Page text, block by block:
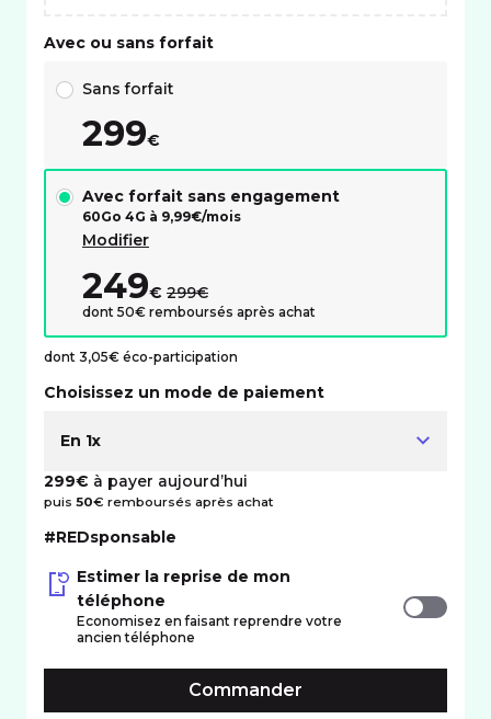
Avec ou sans forfait
Sans forfait
299€
Avec forfait sans engagement
60Go 4G à 9,99€/mois
Modifier
249€ 299€
dont 50€ remboursés après achat
dont 3,05€ éco-participation
Choisissez un mode de paiement
En 1x
299€ à payer aujourd’hui
puis 50€ remboursés après achat
#REDsponsable
Estimer la reprise de mon
téléphone
Economisez en faisant reprendre votre
ancien téléphone
Commander